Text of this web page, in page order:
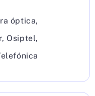
óptica,
, Osiptel,